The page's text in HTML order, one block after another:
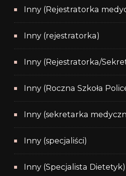
Inny (Rejestratorka
Inny (rejestratorka)
Inny (Rejestratorka/
Inny (Roczna Szkoła
Inny (sekretarka
Inny (specjaliści)
Inny (Specjalista Dietetyk)